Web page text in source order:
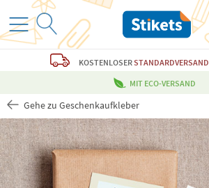
KOSTENLOSERSTANDARDVERSAND
MIT ECO-VERSAND
Gehe zu Geschenkaufkleber